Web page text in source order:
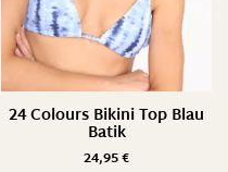
24 Colours Bikini Top Blau
Batik
24,95€